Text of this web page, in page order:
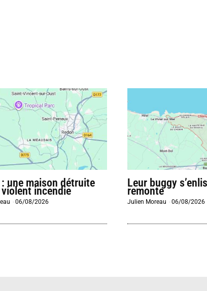
une maison détruite
incendie
-06/08/2026
Leur buggy
remonte
Julien Moreau -06/08/2026